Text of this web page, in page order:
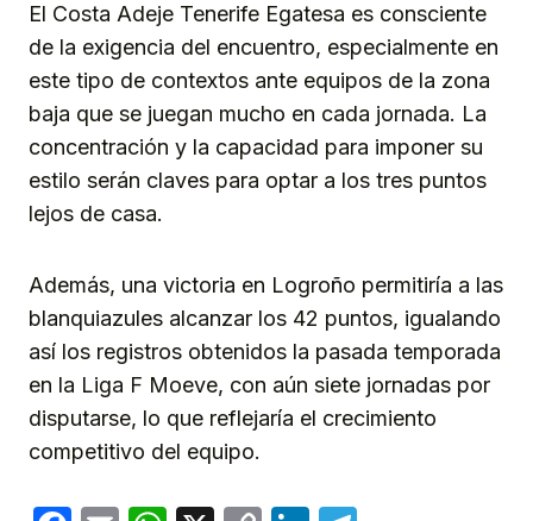
El Costa Adeje Tenerife Egatesa es consciente
de la exigencia del encuentro, especialmente en
este tipo de contextos ante equipos de la zona
baja que se juegan mucho en cada jornada. La
concentración y la capacidad para imponer su
estilo serán claves para optar a los tres puntos
lejos de casa.
Además, una victoria en Logroño permitiría a las
blanquiazules alcanzar los 42 puntos, igualando
así los registros obtenidos la pasada temporada
en la Liga F Moeve, con aún siete jornadas por
disputarse, lo que reflejaría el crecimiento
competitivo del equipo.